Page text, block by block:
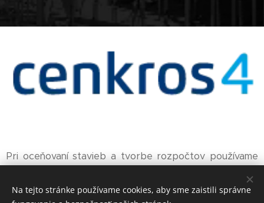
Pri oceňovaní stavieb a tvorbe rozpočtov používame
Kros a.s., ktorý nám umožňuje vytvárať stavebné
Na tejto stránke používame cookies, aby sme zaistili správne